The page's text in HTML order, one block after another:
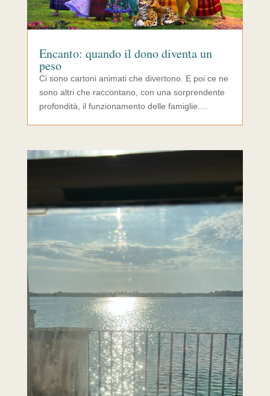
Encanto: quando il dono diventa un
peso
Ci sono cartoni animati che divertono. E poi ce ne
sono altri che raccontano, con una sorprendente
profondità, il funzionamento delle famiglie....